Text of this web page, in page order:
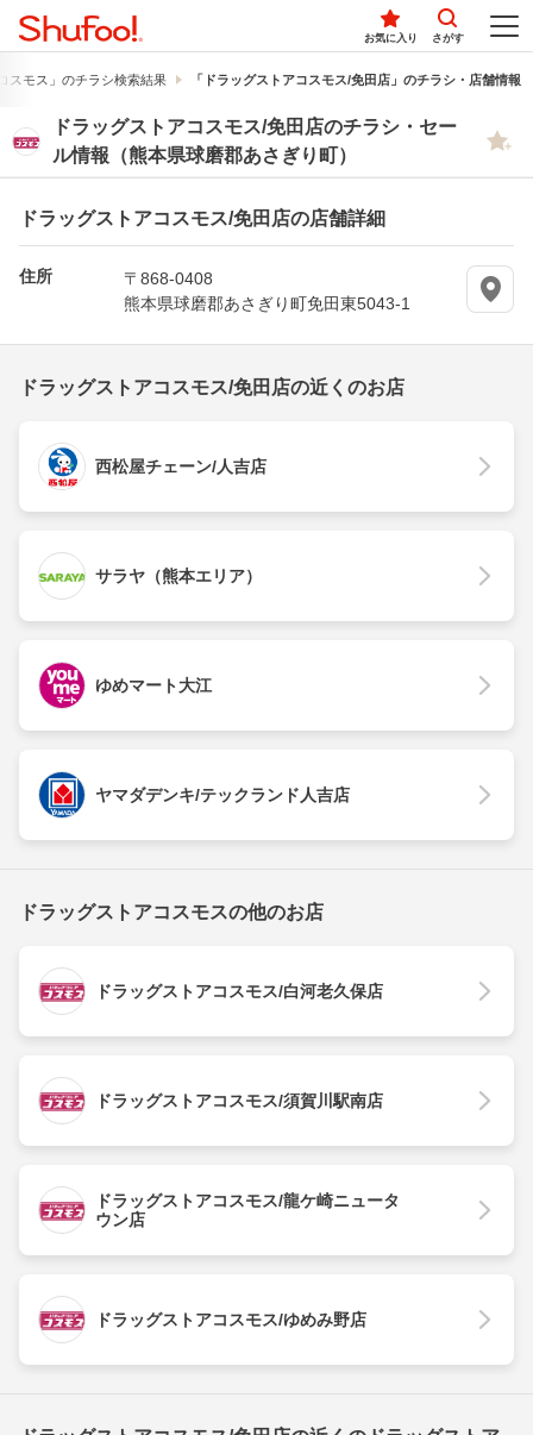
お気に入り さがす
スモス」のチラシ検索結果 「ドラッグストアコスモス/免田店」のチラシ・店舗情報
ドラッグストアコスモス/免田店のチラシ・セー
ル情報（熊本県球磨郡あさぎり町）
ドラッグストアコスモス/免田店の店舗詳細
住所
〒868-0408
熊本県球磨郡あさぎり町免田東5043-1
ドラッグストアコスモス/免田店の近くのお店
西松屋チェーン/人吉店
サラヤ（熊本エリア）
ゆめマート大江
ヤマダデンキ/テックランド人吉店
ドラッグストアコスモスの他のお店
ドラッグストアコスモス/白河老久保店
ドラッグストアコスモス/須賀川駅南店
ドラッグストアコスモス/龍ケ崎ニュータ
ウン店
ドラッグストアコスモス/ゆめみ野店